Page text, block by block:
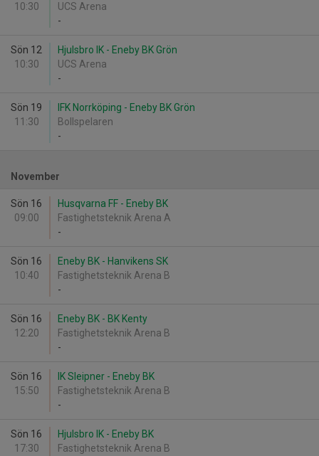
10:30
UCS Arena
-
Sön 12
10:30
Hjulsbro IK - Eneby BK Grön
UCS Arena
-
Sön 19
11:30
IFK Norrköping - Eneby BK Grön
Bollspelaren
-
November
Sön 16
09:00
Husqvarna FF - Eneby BK
Fastighetsteknik Arena A
-
Sön 16
10:40
Eneby BK - Hanvikens SK
Fastighetsteknik Arena B
-
Sön 16
12:20
Eneby BK - BK Kenty
Fastighetsteknik Arena B
-
Sön 16
15:50
IK Sleipner - Eneby BK
Fastighetsteknik Arena B
-
Sön 16
17:30
Hjulsbro IK - Eneby BK
Fastighetsteknik Arena B